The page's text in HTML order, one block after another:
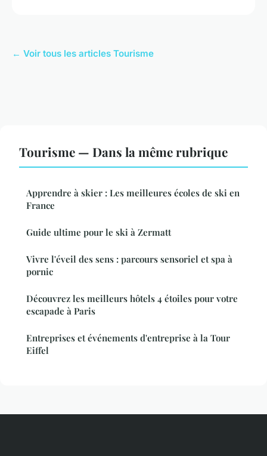
← Voir tous les articles Tourisme
Tourisme — Dans la même rubrique
Apprendre à skier : Les meilleures écoles de ski en
France
Guide ultime pour le ski à Zermatt
Vivre l'éveil des sens : parcours sensoriel et spa à
pornic
Découvrez les meilleurs hôtels 4 étoiles pour votre
escapade à Paris
Entreprises et événements d'entreprise à la Tour
Eiffel